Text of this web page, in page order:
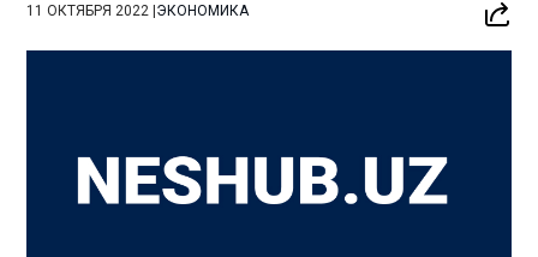
11 ОКТЯБРЯ 2022 |ЭКОНОМИКА